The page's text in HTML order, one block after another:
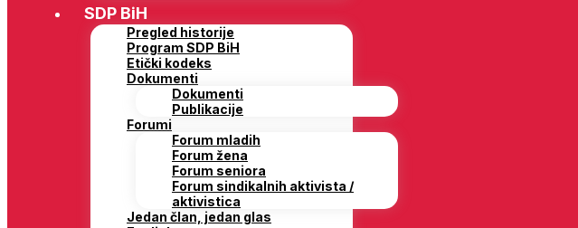
SDP BiH
Pregled historije
Program SDP BiH
Etički kodeks
Dokumenti
Dokumenti
Publikacije
Forumi
Forum mladih
Forum žena
Forum seniora
Forum sindikalnih aktivista /
aktivistica
Jedan član, jedan glas